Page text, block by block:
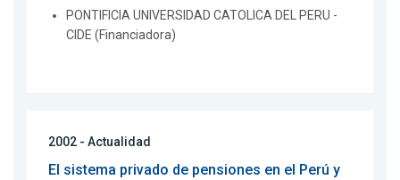
PONTIFICIA UNIVERSIDAD CATOLICA DEL PERU -
CIDE (Financiadora)
2002 - Actualidad
El sistema privado de pensiones en el Perú y